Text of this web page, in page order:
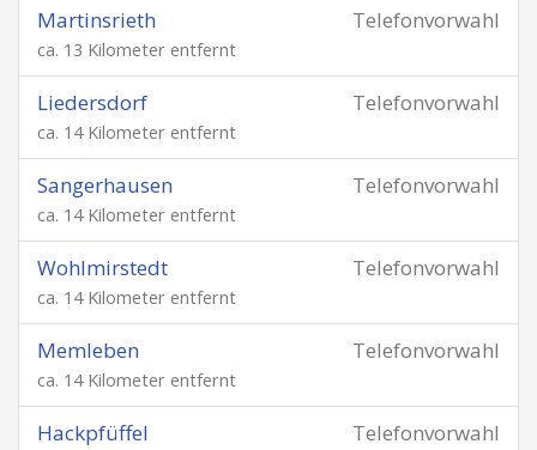
Telefonvorwahl
Martinsrieth
ca. 13 Kilometer entfernt
Telefonvorwahl
Liedersdorf
ca. 14 Kilometer entfernt
Telefonvorwahl
Sangerhausen
ca. 14 Kilometer entfernt
Telefonvorwahl
Wohlmirstedt
ca. 14 Kilometer entfernt
Telefonvorwahl
Memleben
ca. 14 Kilometer entfernt
Telefonvorwahl
Hackpfüffel